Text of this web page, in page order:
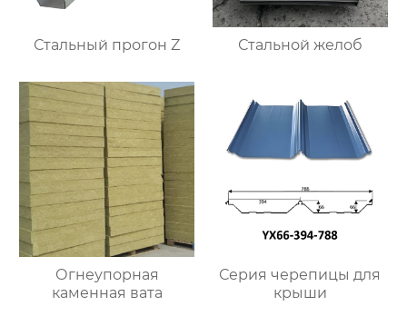
Стальный прогон Z Стальной желоб
Огнеупорная
каменная вата
Серия черепицы для
крыши